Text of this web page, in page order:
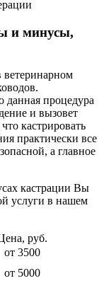
и минусы,
данная процедура
и вызовет
кастрировать
практически все
а главное
кастрации Вы
услуги в нашем
руб.
от 3500
от 5000